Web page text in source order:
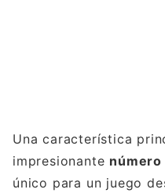
Una característica
impresionante
único para un juego